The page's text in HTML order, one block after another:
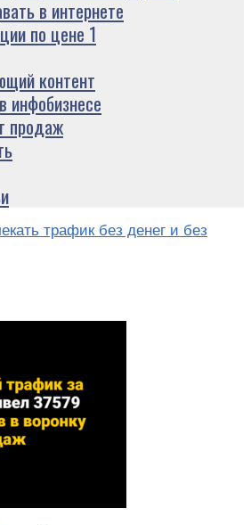
в интернете
по цене 1
контент
инфобизнесе
продаж
трафик без денег и без